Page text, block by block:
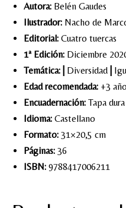
Autora: Belén Gaudes
Ilustrador: Nacho de
Editorial: Cuatro tuercas
1ª Edición: Diciembre
Temática:
Diversidad
Edad recomendada: +3
Encuadernación: Tapa dura
Idioma: Castellano
Formato: 31×20,5 cm
Páginas: 36
ISBN: 9788417006211